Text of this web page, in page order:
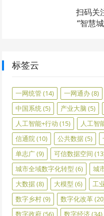
扫码关
“智慧
标签云
一网统管(14) 一网通办(8)
中国系统(5) 产业大脑 (5)
人工智能+行动 (15) 人工智
信通院(10) 公共数据(5)
单志广(9) 可信数据空间
城市全域数字化转型 (6) 城
大数据(8) 大模型 (6) 工
数字乡村(9) 数字化改革
数字政府(56) 数字经济(34)